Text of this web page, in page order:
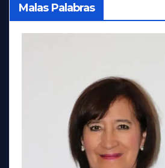
Malas Palabras